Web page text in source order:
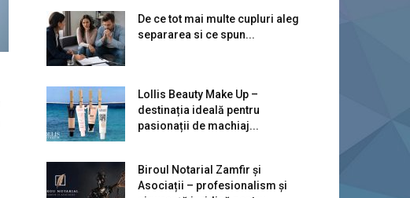
De ce tot mai multe cupluri aleg
separarea si ce spun...
Lollis Beauty Make Up –
destinația ideală pentru
pasionații de machiaj...
Biroul Notarial Zamfir și
Asociații – profesionalism și